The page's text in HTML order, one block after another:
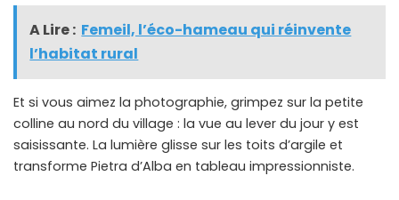
A Lire : Femeil, l’éco-hameau qui réinvente
l’habitat rural
Et si vous aimez la photographie, grimpez sur la petite
colline au nord du village : la vue au lever du jour y est
saisissante. La lumière glisse sur les toits d’argile et
transforme Pietra d’Alba en tableau impressionniste.